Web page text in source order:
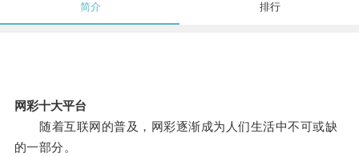
简介 排行
网彩十大平台
随着互联网的普及，网彩逐渐成为人们生活中不可或缺
的一部分。